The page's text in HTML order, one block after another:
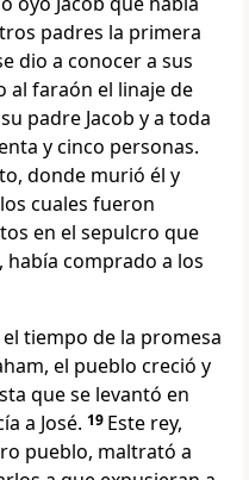
padres la primera
dio a conocer a sus
al faraón el linaje de
padre Jacob y a toda
y cinco personas.
donde murió él y
los cuales fueron
en el sepulcro que
comprado a los
tiempo de la promesa
el pueblo creció y
que se levantó en
a José. 19 Este rey,
pueblo, maltrató a